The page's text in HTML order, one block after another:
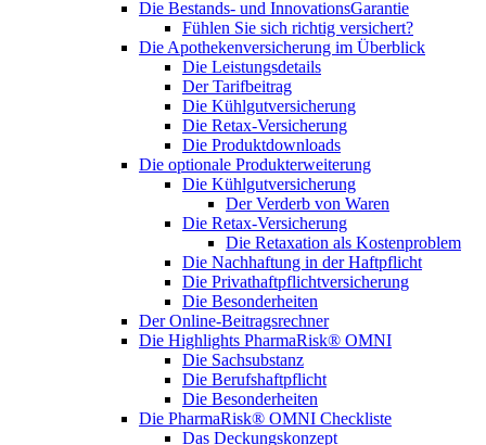
Die Bestands- und InnovationsGarantie
Fühlen Sie sich richtig versichert?
Die Apothekenversicherung im Überblick
Die Leistungsdetails
Der Tarifbeitrag
Die Kühlgutversicherung
Die Retax-Versicherung
Die Produktdownloads
Die optionale Produkterweiterung
Die Kühlgutversicherung
Der Verderb von Waren
Die Retax-Versicherung
Die Retaxation als Kostenproblem
Die Nachhaftung in der Haftpflicht
Die Privathaftpflichtversicherung
Die Besonderheiten
Der Online-Beitragsrechner
Die Highlights PharmaRisk® OMNI
Die Sachsubstanz
Die Berufshaftpflicht
Die Besonderheiten
Die PharmaRisk® OMNI Checkliste
Das Deckungskonzept